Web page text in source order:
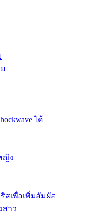
ได้
ญิง
สเพื่อเพิ่มสัมผัส
สาว